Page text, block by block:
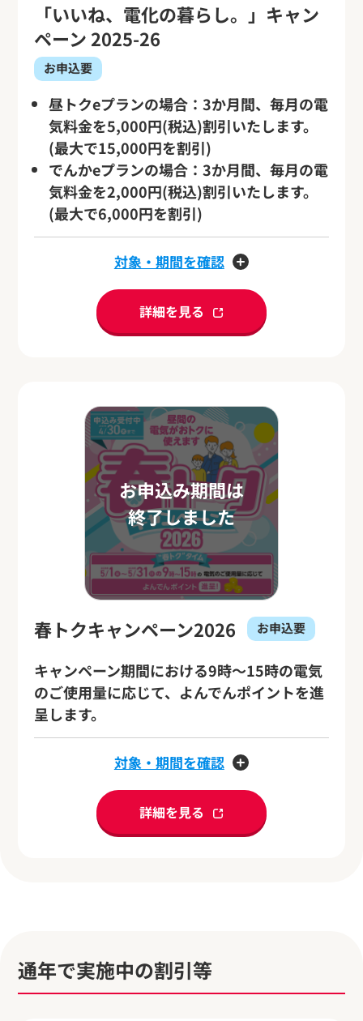
「いいね、電化の暮らし。」キャン
ペーン 2025-26
お申込要
昼トクeプランの場合：3か月間、毎月の電
気料金を5,000円(税込)割引いたします。
(最大で15,000円を割引)
でんかeプランの場合：3か月間、毎月の電
気料金を2,000円(税込)割引いたします。
(最大で6,000円を割引)
対象・期間を確認
詳細を見る
お申込み期間は
終了しました
春トクキャンペーン2026 お申込要
キャンペーン期間における9時～15時の電気
のご使用量に応じて、よんでんポイントを進
呈します。
対象・期間を確認
詳細を見る
通年で実施中の割引等